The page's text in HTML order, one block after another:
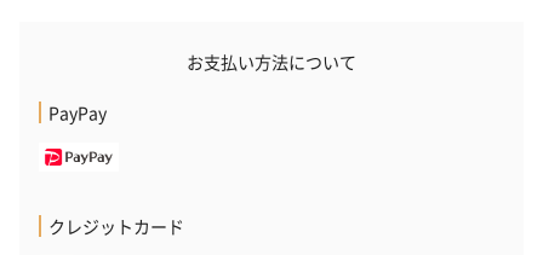
ゼリーバウム カット
（レモン＆紅茶）（432
円）
お支払い方法について
PayPay
クレジットカード